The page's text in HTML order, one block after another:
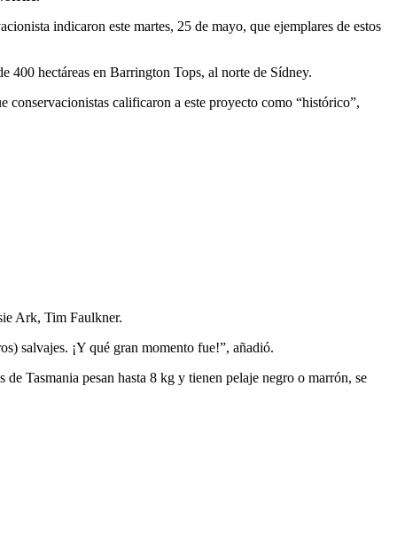
indicaron este martes, 25 de mayo, que ejemplares de estos
400 hectáreas en Barrington Tops, al norte de Sídney.
conservacionistas calificaron a este proyecto como “histórico”,
Ark, Tim Faulkner.
salvajes. ¡Y qué gran momento fue!”, añadió.
Tasmania pesan hasta 8 kg y tienen pelaje negro o marrón, se